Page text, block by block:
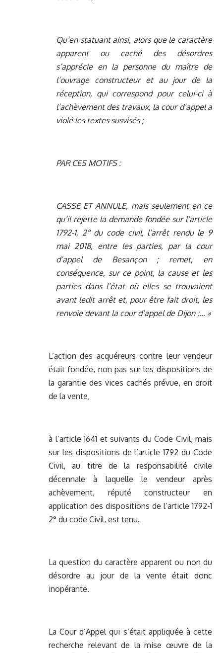
Qu’en statuant ainsi, alors que le caractère
apparent ou caché des désordres
s’apprécie en la personne du maître de
l’ouvrage constructeur et au jour de la
réception, qui correspond pour celui-ci à
l’achèvement des travaux, la cour d’appel a
violé les textes susvisés ;
PAR CES MOTIFS :
CASSE ET ANNULE, mais seulement en ce
qu’il rejette la demande fondée sur l’article
1792-1, 2° du code civil, l’arrêt rendu le 9
mai 2018, entre les parties, par la cour
d’appel de Besançon ; remet, en
conséquence, sur ce point, la cause et les
parties dans l’état où elles se trouvaient
avant ledit arrêt et, pour être fait droit, les
renvoie devant la cour d’appel de Dijon ;… »
L’action des acquéreurs contre leur vendeur
était fondée, non pas sur les dispositions de
la garantie des vices cachés prévue, en droit
de la vente,
à l’article 1641 et suivants du Code Civil, mais
sur les dispositions de l’article 1792 du Code
Civil, au titre de la responsabilité civile
décennale à laquelle le vendeur après
achèvement, réputé constructeur en
application des dispositions de l’article 1792-1
2° du code Civil, est tenu.
La question du caractère apparent ou non du
désordre au jour de la vente était donc
inopérante.
La Cour d’Appel qui s’était appliquée à cette
recherche relevant de la mise œuvre de la